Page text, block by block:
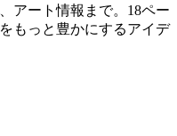
アート情報まで。18ペー
もっと豊かにするアイデ